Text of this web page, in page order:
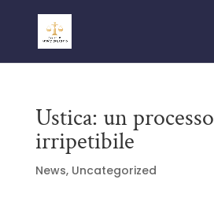
Ustica: un processo
irripetibile
News, Uncategorized